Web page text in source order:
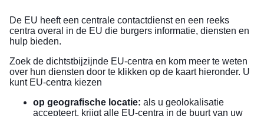
De EU heeft een centrale contactdiensten een reeks
centra overal in de EU die burgers informatie, diensten en
hulp bieden.
Zoek de dichtstbijzijnde EU-centra en kom meer te weten
over hun diensten door te klikken op de kaart hieronder. U
kunt EU-centra kiezen
op geografische locatie: als u geolokalisatie
accepteert, krijgt alle EU-centra in de buurt van uw